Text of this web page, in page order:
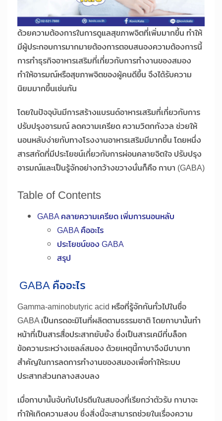
ด้วยความต้องการในการดูแลสุขภาพจิตที่เพิ่มมากขึ้น ทำให้
มีผู้ประกอบการมากมายต้องการตอบสนองความต้องการนี้
การทำธุรกิจอาหารเสริมที่เกี่ยวกับการทำงานของสมอง
ทำให้อารมณ์หรือสุขภาพจิตของผู้คนดีขึ้น จึงได้รับความ
นิยมมากขึ้นเช่นกัน
โดยในปัจจุบันมีการสร้างแบรนด์อาหารเสริมที่เกี่ยวกับการ
ปรับปรุงอารมณ์ ลดความเครียด ความวิตกกังวล ช่วยให้
นอนหลับง่ายกับทางโรงงานอาหารเสริมมีมากขึ้น โดยหนึ่ง
สารสกัดที่มีประโยชน์เกี่ยวกับการผ่อนคลายจิตใจ ปรับปรุง
อารมณ์และเป็นรู้จักอย่างกว้างขวางนั่นก็คือ กาบา (GABA)
Table of Contents
GABA คลายความเครียด เพิ่มการนอนหลับ
GABA คืออะไร
ประโยชน์ของ GABA
สรุป
GABA คืออะไร
Gamma-aminobutyric acid หรือที่รู้จักกันทั่วไปในชื่อ
GABA เป็นกรดอะมิโนที่ผลิตตามธรรมชาติ โดยกาบานั้นทำ
หน้าที่เป็นสารสื่อประสาทยับยั้ง ซึ่งเป็นสารเคมีที่บล็อก
ข้อความระหว่างเซลล์สมอง ด้วยเหตุนี้กาบาจึงมีบาบาท
สำคัญในการลดการทำงานของสมองเพื่อทำให้ระบบ
ประสาทส่วนกลางสงบลง
เมื่อกาบานั้นจับกับโปรตีนในสมองที่เรียกว่าตัวรับ กาบาจะ
ทำให้เกิดความสงบ ซึ่งสิ่งนี้จะสามารถช่วยในเรื่องความ